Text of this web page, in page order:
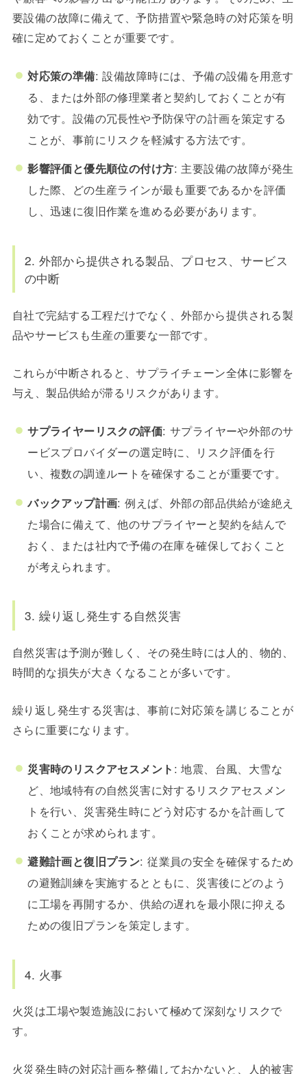
要設備の故障に備えて、予防措置や緊急時の対応策を明
確に定めておくことが重要です。
対応策の準備: 設備故障時には、予備の設備を用意す
る、または外部の修理業者と契約しておくことが有
効です。設備の冗長性や予防保守の計画を策定する
ことが、事前にリスクを軽減する方法です。
影響評価と優先順位の付け方: 主要設備の故障が発生
した際、どの生産ラインが最も重要であるかを評価
し、迅速に復旧作業を進める必要があります。
2. 外部から提供される製品、プロセス、サービス
の中断
自社で完結する工程だけでなく、外部から提供される製
品やサービスも生産の重要な一部です。
これらが中断されると、サプライチェーン全体に影響を
与え、製品供給が滞るリスクがあります。
サプライヤーリスクの評価: サプライヤーや外部のサ
ービスプロバイダーの選定時に、リスク評価を行
い、複数の調達ルートを確保することが重要です。
バックアップ計画: 例えば、外部の部品供給が途絶え
た場合に備えて、他のサプライヤーと契約を結んで
おく、または社内で予備の在庫を確保しておくこと
が考えられます。
3. 繰り返し発生する自然災害
自然災害は予測が難しく、その発生時には人的、物的、
時間的な損失が大きくなることが多いです。
繰り返し発生する災害は、事前に対応策を講じることが
さらに重要になります。
災害時のリスクアセスメント : 地震、台風、大雪な
ど、地域特有の自然災害に対するリスクアセスメン
トを行い、災害発生時にどう対応するかを計画して
おくことが求められます。
避難計画と復旧プラン: 従業員の安全を確保するため
の避難訓練を実施するとともに、災害後にどのよう
に工場を再開するか、供給の遅れを最小限に抑える
ための復旧プランを策定します。
4. 火事
火災は工場や製造施設において極めて深刻なリスクで
す。
火災発生時の対応計画を整備しておかないと、人的被害